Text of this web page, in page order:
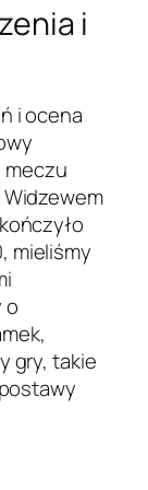
i
i ocena
meczu
mieliśmy
o
gry, takie